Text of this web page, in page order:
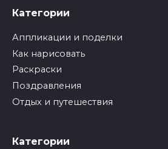
Категории
Аппликации и поделки
Как нарисовать
Раскраски
Поздравления
Отдых и путешествия
Категории